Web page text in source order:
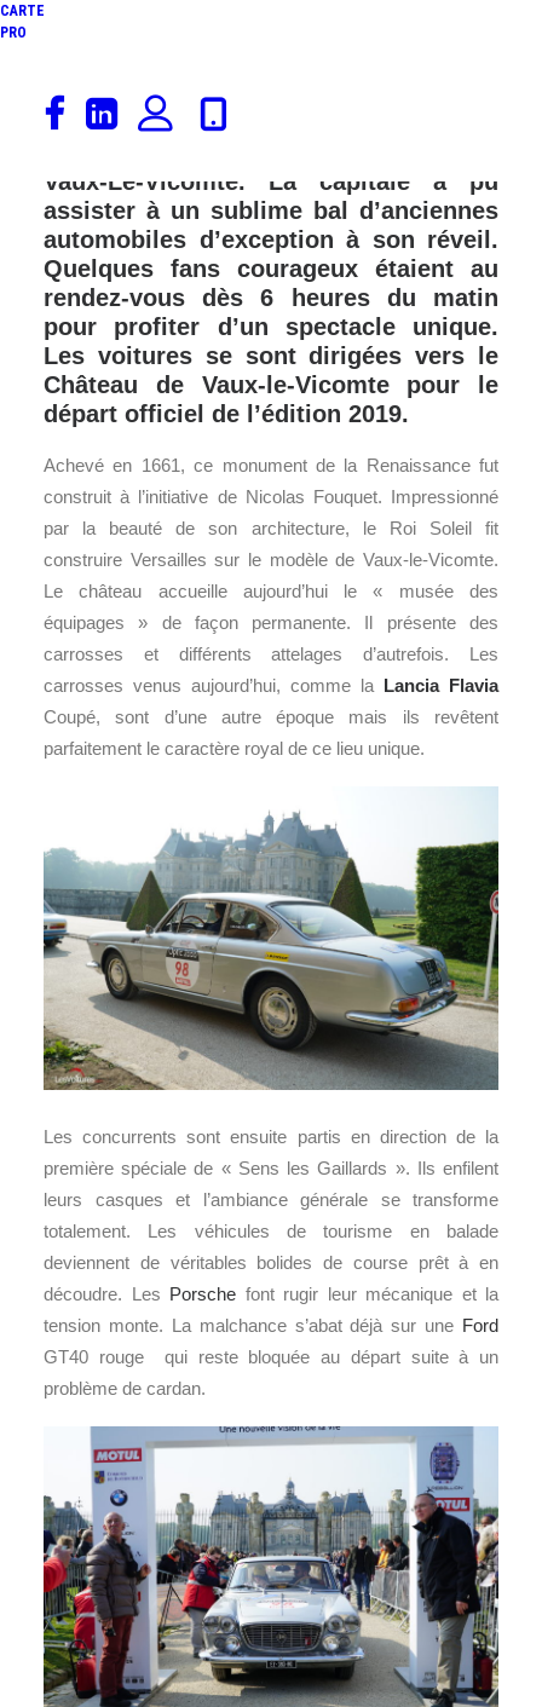
CARTE
PRO
Dès les premières lueurs du jour, les
voitures se sont échappées du Grand
Vaux-Le-Vicomte. La capitale a pu
assister à un sublime bal d’anciennes
automobiles d’exception à son réveil.
Quelques fans courageux étaient au
rendez-vous dès 6 heures du matin
pour profiter d’un spectacle unique.
Les voitures se sont dirigées vers le
Château de Vaux-le-Vicomte pour le
départ officiel de l’édition 2019.
Achevé en 1661, ce monument de la Renaissance fut
construit à l’initiative de Nicolas Fouquet. Impressionné
par la beauté de son architecture, le Roi Soleil fit
construire Versailles sur le modèle de Vaux-le-Vicomte.
Le château accueille aujourd’hui le « musée des
équipages » de façon permanente. Il présente des
carrosses et différents attelages d’autrefois. Les
carrosses venus aujourd’hui, comme la LanciaFlavia
Coupé, sont d’une autre époque mais ils revêtent
parfaitement le caractère royal de ce lieu unique.
Les concurrents sont ensuite partis en direction de la
première spéciale de « Sens les Gaillards ». Ils enfilent
leurs casques et l’ambiance générale se transforme
totalement. Les véhicules de tourisme en balade
deviennent de véritables bolides de course prêt à en
découdre. Les Porsche font rugir leur mécanique et la
tension monte. La malchance s’abat déjà sur une Ford
GT40 rouge qui reste bloquée au départ suite à un
problème de cardan.